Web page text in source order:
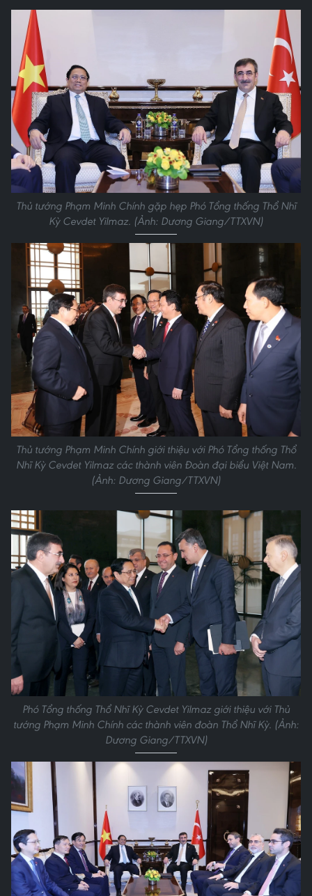
Thủ tướng Phạm Minh Chính gặp hẹp Phó Tổng thống Thổ Nhĩ
Kỳ Cevdet Yilmaz. (Ảnh: Dương Giang/TTXVN)
Thủ tướng Phạm Minh Chính giới thiệu với Phó Tổng thống Thổ
Nhĩ Kỳ Cevdet Yilmaz các thành viên Đoàn đại biểu Việt Nam.
(Ảnh: Dương Giang/TTXVN)
Phó Tổng thống Thổ Nhĩ Kỳ Cevdet Yilmaz giới thiệu với Thủ
tướng Phạm Minh Chính các thành viên đoàn Thổ Nhĩ Kỳ. (Ảnh:
Dương Giang/TTXVN)